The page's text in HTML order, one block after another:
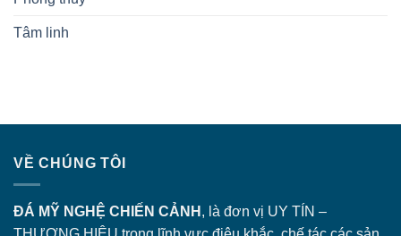
Tâm linh
VỀ CHÚNG TÔI
ĐÁ MỸ NGHỆ CHIẾN CẢNH , là đơn vị UY TÍN –